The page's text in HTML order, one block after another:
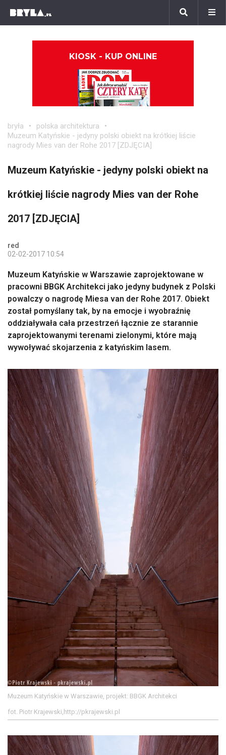
KIOSK - KUP ONLINE
bryła
polska architektura
Muzeum Katyńskie - jedyny polski obiekt na krótkiej liście
nagrody Mies van der Rohe 2017 [ZDJĘCIA]
Muzeum Katyńskie - jedyny polski obiekt na
krótkiej liście nagrody Mies van der Rohe
2017 [ZDJĘCIA]
red
02-02-2017 10:54
Muzeum Katyńskie w Warszawie zaprojektowane w
pracowni BBGK Architekci jako jedyny budynek z Polski
powalczy o nagrodę Miesa van der Rohe 2017. Obiekt
został pomyślany tak, by na emocje i wyobraźnię
oddziaływała cała przestrzeń łącznie ze starannie
zaprojektowanymi terenami zielonymi, które mają
wywoływać skojarzenia z katyńskim lasem.
Muzeum Katyńskie w Warszawie, projekt: BBGK Architekci
fot. Piotr Krajewski,http://pkrajewski.pl